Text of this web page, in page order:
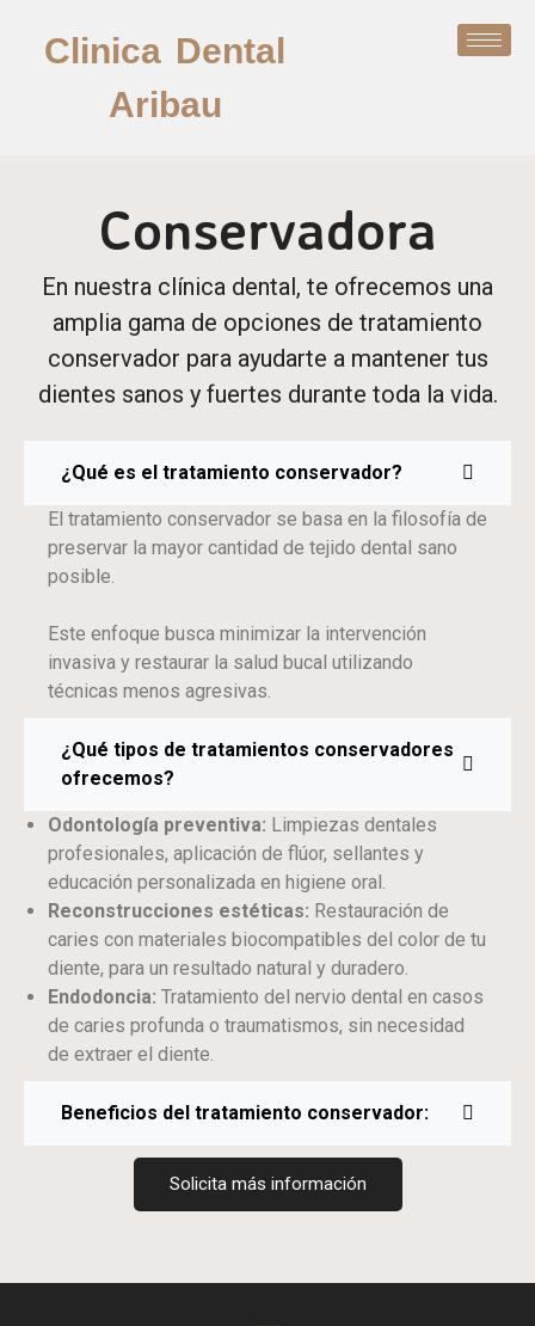
Clinica Dental
Aribau
Conservadora
En nuestra clínica dental, te ofrecemos una
amplia gama de opciones de tratamiento
conservador para ayudarte a mantener tus
dientes sanos y fuertes durante toda la vida.
¿Qué es el tratamiento conservador?
El tratamiento conservador se basa en la filosofía de
preservar la mayor cantidad de tejido dental sano
posible.
Este enfoque busca minimizar la intervención
invasiva y restaurar la salud bucal utilizando
técnicas menos agresivas.
¿Qué tipos de tratamientos conservadores
ofrecemos?
Odontología preventiva: Limpiezas dentales
profesionales, aplicación de flúor, sellantes y
educación personalizada en higiene oral.
Reconstrucciones estéticas: Restauración de
caries con materiales biocompatibles del color de tu
diente, para un resultado natural y duradero.
Endodoncia: Tratamiento del nervio dental en casos
de caries profunda o traumatismos, sin necesidad
de extraer el diente.
Beneficios del tratamiento conservador:
Solicita más información